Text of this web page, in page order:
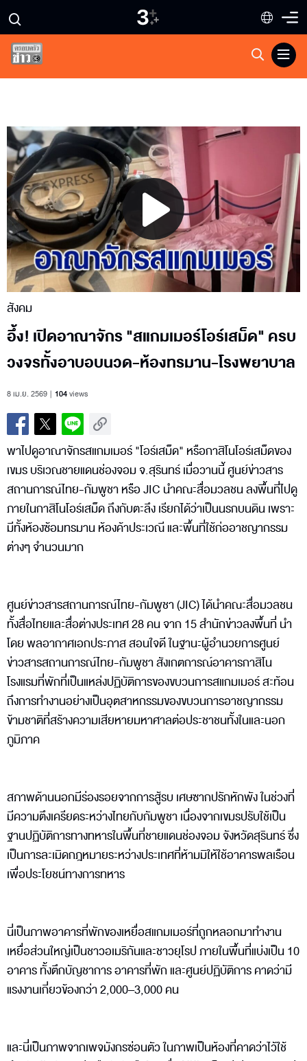
Play
Video
สังคม
อึ้ง! เปิดอาณาจักร "สแกมเมอร์โอร์เสม็ด" ครบ
วงจรทั้งอาบอบนวด-ห้องทรมาน-โรงพยาบาล
8 เม.ย. 2569 104views
พาไปดูอาณาจักรสแกมเมอร์ "โอร์เสม็ด" หรือกาสิโนโอร์เสม็ดของ
เขมร บริเวณชายแดนช่องจอม จ.สุรินทร์ เมื่อวานนี้ ศูนย์ข่าวสาร
สถานการณ์ไทย-กัมพูชา หรือ JIC นำคณะสื่อมวลชน ลงพื้นที่ไปดู
ภายในกาสิโนโอร์เสม็ด ถึงกับตะลึง เรียกได้ว่าเป็นนรกบนดิน เพราะ
มีทั้งห้องซ้อมทรมาน ห้องค้าประเวณี และพื้นที่ใช้ก่ออาชญากรรม
ต่างๆ จำนวนมาก
ศูนย์ข่าวสารสถานการณ์ไทย-กัมพูชา (JIC) ได้นำคณะสื่อมวลชน
ทั้งสื่อไทยและสื่อต่างประเทศ 28 คน จาก 15 สำนักข่าวลงพื้นที่ นำ
โดย พลอากาศเอกประภาส สอนใจดี ในฐานะผู้อำนวยการศูนย์
ข่าวสารสถานการณ์ไทย-กัมพูชา สังเกตการณ์อาคารกาสิโน
โรงแรมที่พักที่เป็นแหล่งปฏิบัติการของขบวนการสแกมเมอร์ สะท้อน
ถึงการทำงานอย่างเป็นอุตสาหกรรมของขบวนการอาชญากรรม
ข้ามชาติที่สร้างความเสียหายมหาศาลต่อประชาชนทั้งในและนอก
ภูมิภาค
สภาพด้านนอกมีร่องรอยจากการสู้รบ เศษซากปรักหักพัง ในช่วงที่
มีความตึงเครียดระหว่างไทยกับกัมพูชา เนื่องจากเขมรปรับใช้เป็น
ฐานปฏิบัติการทางทหารในพื้นที่ชายแดนช่องจอม จังหวัดสุรินทร์ ซึ่ง
เป็นการละเมิดกฎหมายระหว่างประเทศที่ห้ามมิให้ใช้อาคารพลเรือน
เพื่อประโยชน์ทางการทหาร
นี่เป็นภาพอาคารที่พักของเหยื่อสแกมเมอร์ที่ถูกหลอกมาทำงาน
เหยื่อส่วนใหญ่เป็นชาวอเมริกันและชาวยุโรป ภายในพื้นที่แบ่งเป็น 10
อาคาร ทั้งตึกบัญชาการ อาคารที่พัก และศูนย์ปฏิบัติการ คาดว่ามี
แรงงานเกี่ยวข้องกว่า 2,000–3,000 คน
และนี่เป็นภาพจากเพจมังกรซ่อนตัว ในภาพเป็นห้องที่คาดว่าไว้ใช้